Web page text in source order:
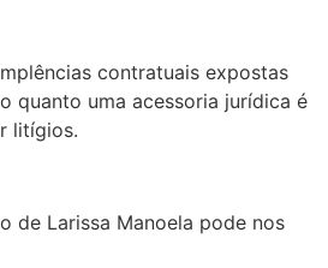
contratuais expostas
quanto uma acessoria jurídica é
litígios.
de Larissa Manoela pode nos